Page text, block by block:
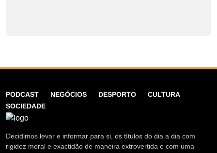
PODCAST NEGÓCIOS DESPORTO
CULTURA
SOCIEDADE
Decidimos levar e informar para si, os títulos do dia a dia com
rigidez moral e exactidão de maneira extrovertida e com uma